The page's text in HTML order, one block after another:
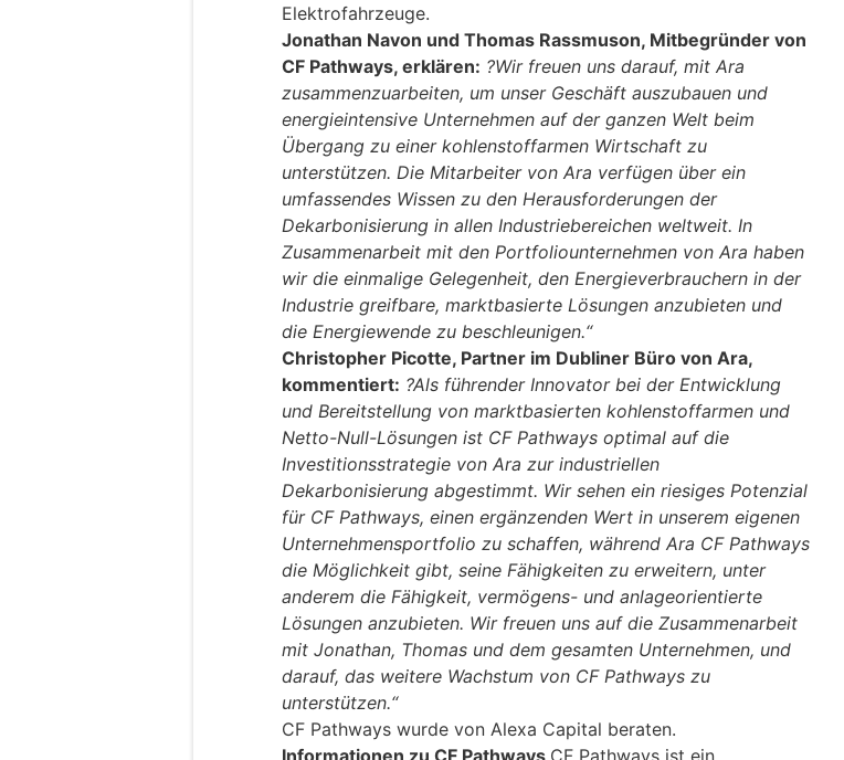
Elektrofahrzeuge.
Jonathan Navon und Thomas Rassmuson, Mitbegründer von
CF Pathways, erklären: ?Wir freuen uns darauf, mit Ara
zusammenzuarbeiten, um unser Geschäft auszubauen und
energieintensive Unternehmen auf der ganzen Welt beim
Übergang zu einer kohlenstoffarmen Wirtschaft zu
unterstützen. Die Mitarbeiter von Ara verfügen über ein
umfassendes Wissen zu den Herausforderungen der
Dekarbonisierung in allen Industriebereichen weltweit. In
Zusammenarbeit mit den Portfoliounternehmen von Ara haben
wir die einmalige Gelegenheit, den Energieverbrauchern in der
Industrie greifbare, marktbasierte Lösungen anzubieten und
die Energiewende zu beschleunigen.“
Christopher Picotte, Partner im Dubliner Büro von Ara,
kommentiert: ?Als führender Innovator bei der Entwicklung
und Bereitstellung von marktbasierten kohlenstoffarmen und
Netto-Null-Lösungen ist CF Pathways optimal auf die
Investitionsstrategie von Ara zur industriellen
Dekarbonisierung abgestimmt. Wir sehen ein riesiges Potenzial
für CF Pathways, einen ergänzenden Wert in unserem eigenen
Unternehmensportfolio zu schaffen, während Ara CF Pathways
die Möglichkeit gibt, seine Fähigkeiten zu erweitern, unter
anderem die Fähigkeit, vermögens- und anlageorientierte
Lösungen anzubieten. Wir freuen uns auf die Zusammenarbeit
mit Jonathan, Thomas und dem gesamten Unternehmen, und
darauf, das weitere Wachstum von CF Pathways zu
unterstützen.“
CF Pathways wurde von Alexa Capital beraten.